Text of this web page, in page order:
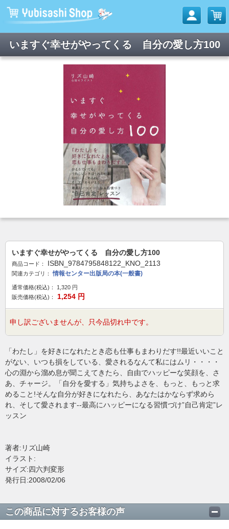
いますぐ幸せがやってくる 自分の愛し方100
いますぐ幸せがやってくる 自分の愛し方100
商品コード： ISBN_9784795848122_KNO_2113
関連カテゴリ： 情報センター出版局の本(一般書)
通常価格(税込)： 1,320 円
販売価格(税込)：
1,254 円
申し訳ございませんが、只今品切れ中です。
「わたし」を好きになれたとき恋も仕事もまわりだす!!最近いいこと
がない、いつも損をしている、愛されるなんて私にはムリ・・・・
心の淵から溜め息が聞こえてきたら、自由でハッピーな笑顔を、さ
あ、チャージ。「自分を愛する」気持ちよさを、もっと、もっと求
めること!そんな自分が好きになれたら、あなたはかならず求めら
れ、そして愛されます--最高にハッピーになる習慣づけ”自己肯定”レ
ッスン
著者:リズ山崎
イラスト:
サイズ:四六判変形
発行日:2008/02/06
この商品に対するお客様の声